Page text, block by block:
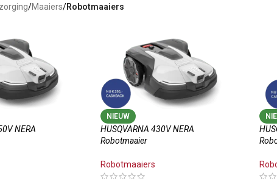
/Maaiers/Robotmaaiers
NERA
NIEUW
HUSQVARNA 430V NERA
Robotmaaier
Robotmaaiers